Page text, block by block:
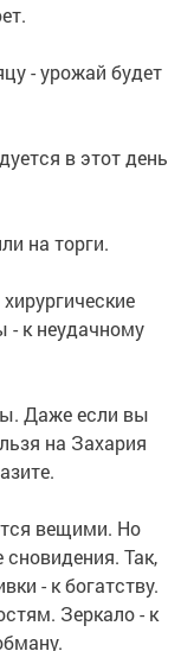
- урожай будет
в этот день
на торги.
- к неудачному
Даже если вы
на Захария
вещими. Но
Так,
- к богатству.
Зеркало - к